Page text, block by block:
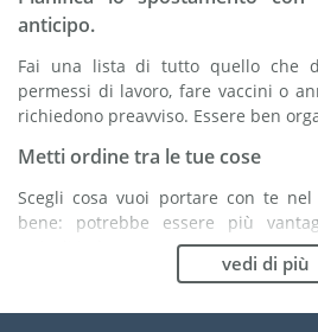
anticipo.
Fai una lista di tutto quello che
permessi di lavoro, fare vaccini o
richiedono preavviso. Essere ben
Metti ordine tra le tue cose
Scegli cosa vuoi portare con te
bene: potrebbe essere più
Scegli la compagnia di
organizzare il tuo trasferimento
vedi di più